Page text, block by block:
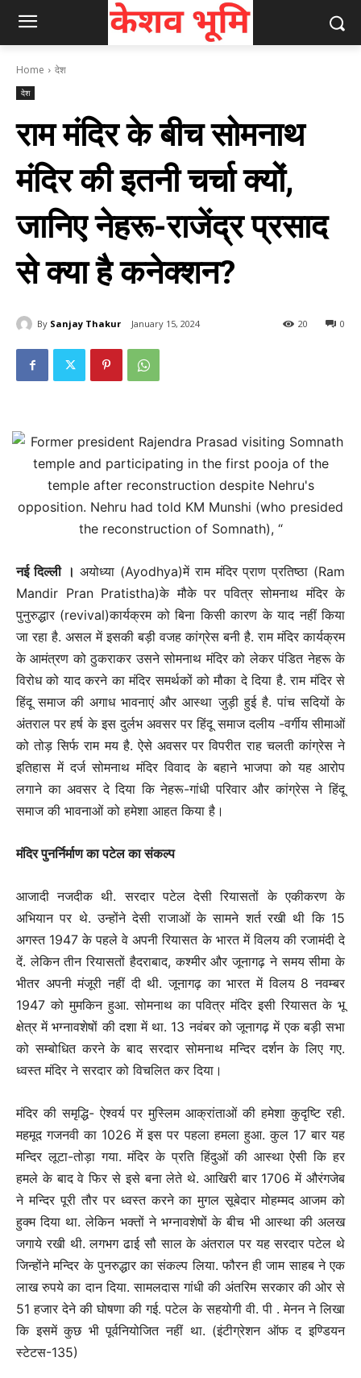
Home देश
देश
राम मंदिर के बीच सोमनाथ
मंदिर की इतनी चर्चा क्यों,
जानिए नेहरू-राजेंद्र प्रसाद
से क्या है कनेक्शन?
By Sanjay Thakur January 15, 2024 0
20
नई दिल्‍ली । अयोध्या (Ayodhya)में राम मंदिर प्राण प्रतिष्ठा (Ram
Mandir Pran Pratistha)के मौके पर पवित्र सोमनाथ मंदिर के
पुनुरुद्धार (revival)कार्यक्रम को बिना किसी कारण के याद नहीं किया
जा रहा है. असल में इसकी बड़ी वजह कांग्रेस बनी है. राम मंदिर कार्यक्रम
के आमंत्रण को ठुकराकर उसने सोमनाथ मंदिर को लेकर पंडित नेहरू के
विरोध को याद करने का मंदिर समर्थकों को मौका दे दिया है. राम मंदिर से
हिंदू समाज की अगाध भावनाएं और आस्था जुड़ी हुई है. पांच सदियों के
अंतराल पर हर्ष के इस दुर्लभ अवसर पर हिंदू समाज दलीय -वर्गीय सीमाओं
को तोड़ सिर्फ राम मय है. ऐसे अवसर पर विपरीत राह चलती कांग्रेस ने
इतिहास में दर्ज सोमनाथ मंदिर विवाद के बहाने भाजपा को यह आरोप
लगाने का अवसर दे दिया कि नेहरू-गांधी परिवार और कांग्रेस ने हिंदू
समाज की भावनाओं को हमेशा आहत किया है।
मंदिर पुनर्निर्माण का पटेल का संकल्प
आजादी नजदीक थी. सरदार पटेल देसी रियासतों के एकीकरण के
अभियान पर थे. उन्होंने देसी राजाओं के सामने शर्त रखी थी कि 15
अगस्त 1947 के पहले वे अपनी रियासत के भारत में विलय की रजामंदी दे
दें. लेकिन तीन रियासतों हैदराबाद, कश्मीर और जूनागढ़ ने समय सीमा के
भीतर अपनी मंजूरी नहीं दी थी. जूनागढ़ का भारत में विलय 8 नवम्बर
1947 को मुमकिन हुआ. सोमनाथ का पवित्र मंदिर इसी रियासत के भू
क्षेत्र में भग्नावशेषों की दशा में था. 13 नवंबर को जूनागढ़ में एक बड़ी सभा
को सम्बोधित करने के बाद सरदार सोमनाथ मन्दिर दर्शन के लिए गए.
ध्वस्त मंदिर ने सरदार को विचलित कर दिया।
मंदिर की समृद्धि- ऐश्वर्य पर मुस्लिम आक्रांताओं की हमेशा कुदृष्टि रही.
महमूद गजनवी का 1026 में इस पर पहला हमला हुआ. कुल 17 बार यह
मन्दिर लूटा-तोड़ा गया. मंदिर के प्रति हिंदुओं की आस्था ऐसी कि हर
हमले के बाद वे फिर से इसे बना लेते थे. आखिरी बार 1706 में औरंगजेब
ने मन्दिर पूरी तौर पर ध्वस्त करने का मुगल सूबेदार मोहम्मद आजम को
हुक्म दिया था. लेकिन भक्तों ने भग्नावशेषों के बीच भी आस्था की अलख
जगाये रखी थी. लगभग ढाई सौ साल के अंतराल पर यह सरदार पटेल थे
जिन्होंने मन्दिर के पुनरुद्धार का संकल्प लिया. फौरन ही जाम साहब ने एक
लाख रुपये का दान दिया. सामलदास गांधी की अंतरिम सरकार की ओर से
51 हजार देने की घोषणा की गई. पटेल के सहयोगी वी. पी . मेनन ने लिखा
कि इसमें कुछ भी पूर्वनियोजित नहीं था. (इंटीग्रेशन ऑफ द इण्डियन
स्टेटस-135)